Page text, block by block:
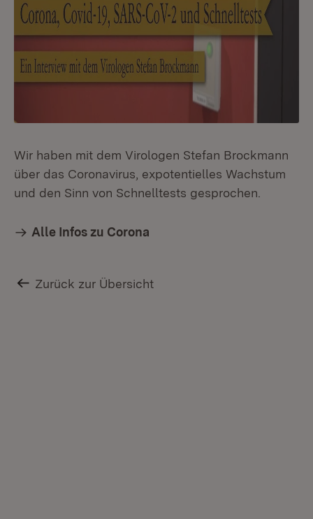
Wir haben mit dem Virologen Stefan Brockmann
über das Coronavirus, expotentielles Wachstum
und den Sinn von Schnelltests gesprochen.
Alle Infos zu Corona
Zurück zur Übersicht